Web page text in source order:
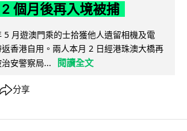
個月後再入境被捕
5 月遊澳門乘的士拾獲他人遺留相機及電
香港自用。兩人本月 2 日經港珠澳大橋再
安警察局...
閱讀全文
分享